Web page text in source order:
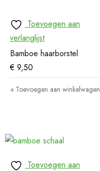
Toevoegen aan
verlanglijst
Bamboe haarborstel
€ 9,50
Toevoegen aan winkelwagen
Toevoegen aan